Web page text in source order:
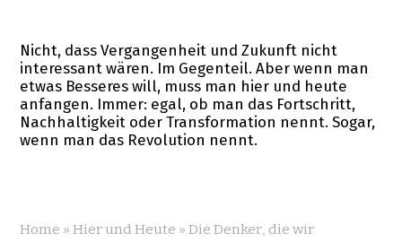
Nicht, dass Vergangenheit und Zukunft nicht
interessant wären. Im Gegenteil. Aber wenn man
etwas Besseres will, muss man hier und heute
anfangen. Immer: egal, ob man das Fortschritt,
Nachhaltigkeit oder Transformation nennt. Sogar,
wenn man das Revolution nennt.
Home » Hier und Heute » Die Denker, die wir